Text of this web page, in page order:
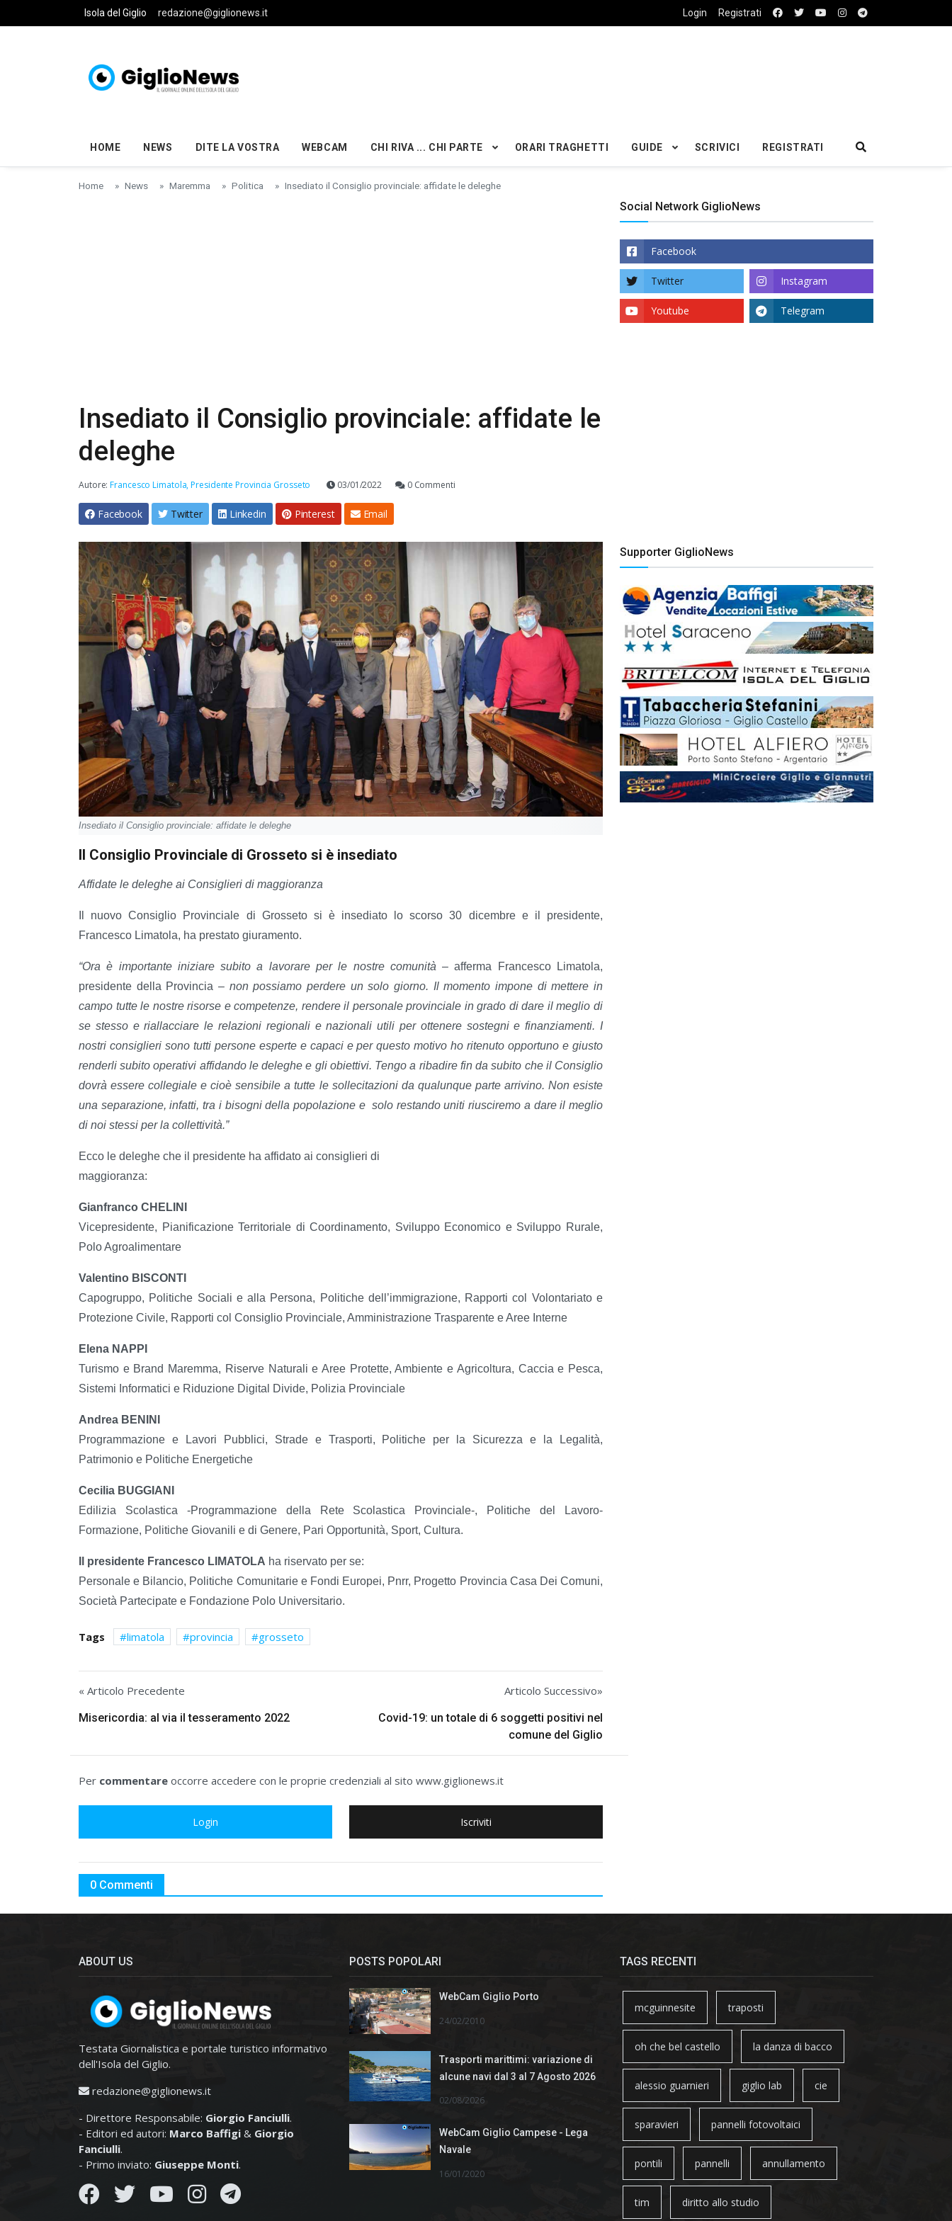
Skip to main content
Isola del Giglio redazione@giglionews.it Login Registrati
HOME NEWS DITE LA VOSTRA WEBCAM CHI RIVA ... CHI PARTE ORARI TRAGHETTI GUIDE SCRIVICI REGISTRATI
Home News Maremma Politica Insediato il Consiglio provinciale: affidate le deleghe
Insediato il Consiglio provinciale: affidate le
deleghe
Autore:Francesco Limatola, Presidente Provincia Grosseto 03/01/2022 0 Commenti
Facebook Twitter Linkedin Pinterest Email
Insediato il Consiglio provinciale: affidate le deleghe
Il Consiglio Provinciale di Grosseto si è insediato
Affidate le deleghe ai Consiglieri di maggioranza
Il nuovo Consiglio Provinciale di Grosseto si è insediato lo scorso 30 dicembre e il presidente,
Francesco Limatola, ha prestato giuramento.
“Ora è importante iniziare subito a lavorare per le nostre comunità– afferma Francesco Limatola,
presidente della Provincia – non possiamo perdere un solo giorno. Il momento impone di mettere in
campo tutte le nostre risorse e competenze, rendere il personale provinciale in grado di dare il meglio di
se stesso e riallacciare le relazioni regionali e nazionali utili per ottenere sostegni e finanziamenti. I
nostri consiglieri sono tutti persone esperte e capaci e per questo motivo ho ritenuto opportuno e giusto
renderli subito operativi affidando le deleghe e gli obiettivi. Tengo a ribadire fin da subito che il Consiglio
dovrà essere collegiale e cioè sensibile a tutte le sollecitazioni da qualunque parte arrivino. Non esiste
una separazione, infatti, tra i bisogni della popolazione e solo restando uniti riusciremo a dare il meglio
di noi stessi per la collettività.”
Ecco le deleghe che il presidente ha affidato ai consiglieri di
maggioranza:
Gianfranco CHELINI
Vicepresidente, Pianificazione Territoriale di Coordinamento, Sviluppo Economico e Sviluppo Rurale,
Polo Agroalimentare
Valentino BISCONTI
Capogruppo, Politiche Sociali e alla Persona, Politiche dell’immigrazione, Rapporti col Volontariato e
Protezione Civile, Rapporti col Consiglio Provinciale, Amministrazione Trasparente e Aree Interne
Elena NAPPI
Turismo e Brand Maremma, Riserve Naturali e Aree Protette, Ambiente e Agricoltura, Caccia e Pesca,
Sistemi Informatici e Riduzione Digital Divide, Polizia Provinciale
Andrea BENINI
Programmazione e Lavori Pubblici, Strade e Trasporti, Politiche per la Sicurezza e la Legalità,
Patrimonio e Politiche Energetiche
Cecilia BUGGIANI
Edilizia Scolastica -Programmazione della Rete Scolastica Provinciale-, Politiche del Lavoro-
Formazione, Politiche Giovanili e di Genere, Pari Opportunità, Sport, Cultura.
Il presidente Francesco LIMATOLA ha riservato per se:
Personale e Bilancio, Politiche Comunitarie e Fondi Europei, Pnrr, Progetto Provincia Casa Dei Comuni,
Società Partecipate e Fondazione Polo Universitario.
Tags limatola provincia grosseto
« Articolo Precedente
Misericordia: al via il tesseramento 2022
Articolo Successivo»
Covid-19: un totale di 6 soggetti positivi nel
comune del Giglio
Per commentare occorre accedere con le proprie credenziali al sito www.giglionews.it
Login Iscriviti
0 Commenti
Social Network GiglioNews
Facebook
Twitter Instagram
Youtube Telegram
Supporter GiglioNews
ABOUT US
Testata Giornalistica e portale turistico informativo
dell'Isola del Giglio.
redazione@giglionews.it
- Direttore Responsabile: Giorgio Fanciulli.
- Editori ed autori: Marco Baffigi & Giorgio
Fanciulli.
- Primo inviato: Giuseppe Monti.
POSTS POPOLARI
WebCam Giglio Porto
24/02/2010
Trasporti marittimi: variazione di
alcune navi dal 3 al 7 Agosto 2026
02/08/2026
WebCam Giglio Campese - Lega
Navale
16/01/2020
TAGS RECENTI
mcguinnesite traposti
oh che bel castello la danza di bacco
alessio guarnieri giglio lab cie
sparavieri pannelli fotovoltaici
pontili pannelli annullamento
tim diritto allo studio